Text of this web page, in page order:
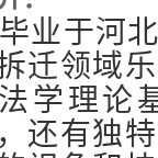
业于河北
迁领域
学理论
还有独